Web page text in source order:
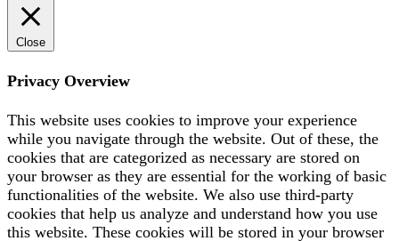
Close
Privacy Overview
This website uses cookies to improve your experience
while you navigate through the website. Out of these, the
cookies that are categorized as necessary are stored on
your browser as they are essential for the working of basic
functionalities of the website. We also use third-party
cookies that help us analyze and understand how you use
this website. These cookies will be stored in your browser